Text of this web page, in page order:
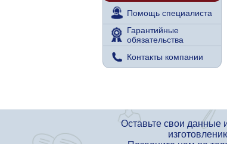
Помощь специалиста
Гарантийные
обязательства
Контакты компании
Оставьте свои данные